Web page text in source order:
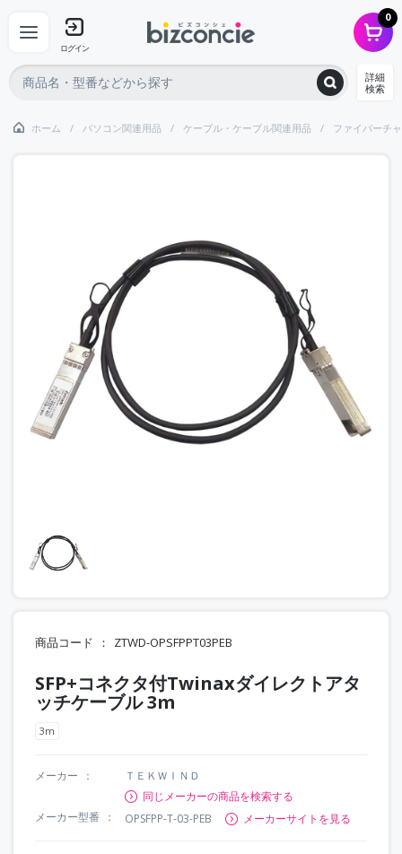
ログイン
0
詳細
検索
ホーム パソコン関連用品 ケーブル・ケーブル関連用品 ファイバーチ
商品コード ZTWD-OPSFPPT03PEB
SFP+コネクタ付Twinaxダイレクトアタ
ッチケーブル 3m
3m
メーカー
ＴＥＫＷＩＮＤ
同じメーカーの商品を検索する
メーカー型番
OPSFPP-T-03-PEB メーカーサイトを見る